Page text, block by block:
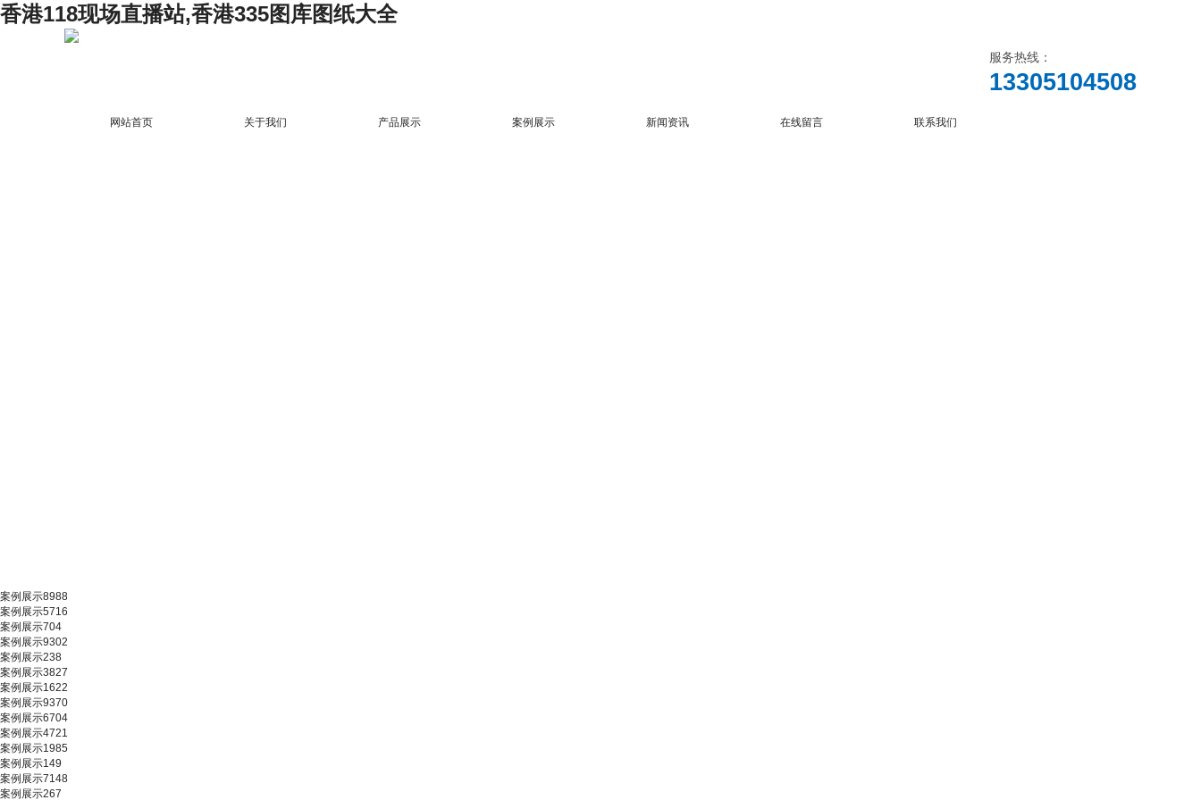
香港118现场直播站,香港335图库图纸大全
服务热线：
13305104508
网站首页 关于我们 产品展示 案例展示 新闻资讯 在线留言 联系我们
案例展示8988
案例展示5716
案例展示704
案例展示9302
案例展示238
案例展示3827
案例展示1622
案例展示9370
案例展示6704
案例展示4721
案例展示1985
案例展示149
案例展示7148
案例展示267